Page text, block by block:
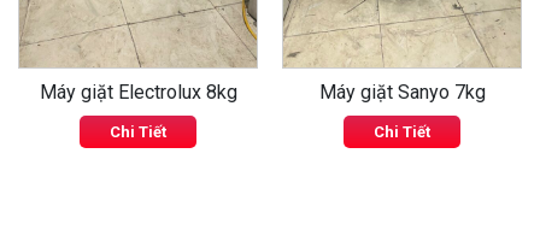
Máy giặt Electrolux 8kg
Chi Tiết
Máy giặt Sanyo 7kg
Chi Tiết